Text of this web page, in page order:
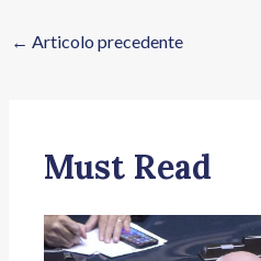
← Articolo precedente
Must Read